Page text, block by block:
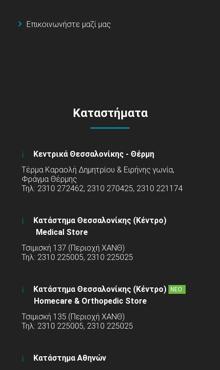
Επικοινωνήστε μαζί μας
Καταστήματα
Κεντρικά Θεσσαλονίκης - Θέρμη
Τέρμα Καραολή Δημητρίου & Ειρήνης γωνία,
Φράγμα Θέρμης
Τηλ: 2310 272462, 2310 270425, 2310 221174
Κατάστημα Θεσσαλονίκης (Κέντρο)
Medical Store
Τσιμισκή 137 (Περιοχή ΧΑΝΘ)
Τηλ: 2310 225005, 2310 225025
Κατάστημα Θεσσαλονίκης (Κέντρο) ΝΕΟ
Homecare & Orthopedic Store
Τσιμισκή 135 (Περιοχή ΧΑΝΘ)
Τηλ: 2310 225005, 2310 225025
Κατάστημα Αθηνών